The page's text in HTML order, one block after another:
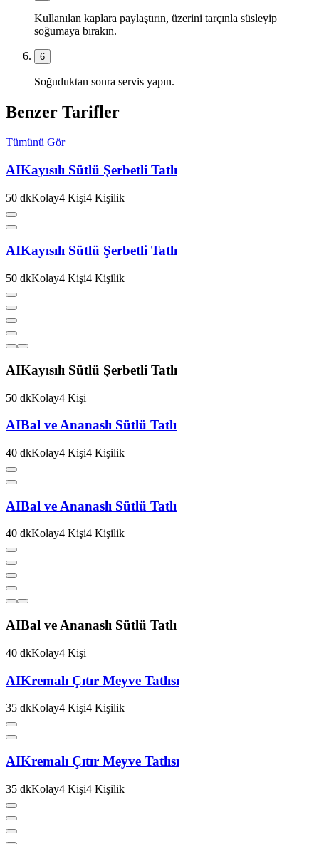
Kullanılan kaplara paylaştırın, üzerini tarçınla süsleyip
soğumaya bırakın.
6
Soğuduktan sonra servis yapın.
Benzer Tarifler
Tümünü Gör
AIKayısılı Sütlü Şerbetli Tatlı
50 dkKolay4 Kişi4 Kişilik
AIKayısılı Sütlü Şerbetli Tatlı
50 dkKolay4 Kişi4 Kişilik
AIKayısılı Sütlü Şerbetli Tatlı
50 dkKolay4 Kişi
AIBal ve Ananaslı Sütlü Tatlı
40 dkKolay4 Kişi4 Kişilik
AIBal ve Ananaslı Sütlü Tatlı
40 dkKolay4 Kişi4 Kişilik
AIBal ve Ananaslı Sütlü Tatlı
40 dkKolay4 Kişi
AIKremalı Çıtır Meyve Tatlısı
35 dkKolay4 Kişi4 Kişilik
AIKremalı Çıtır Meyve Tatlısı
35 dkKolay4 Kişi4 Kişilik